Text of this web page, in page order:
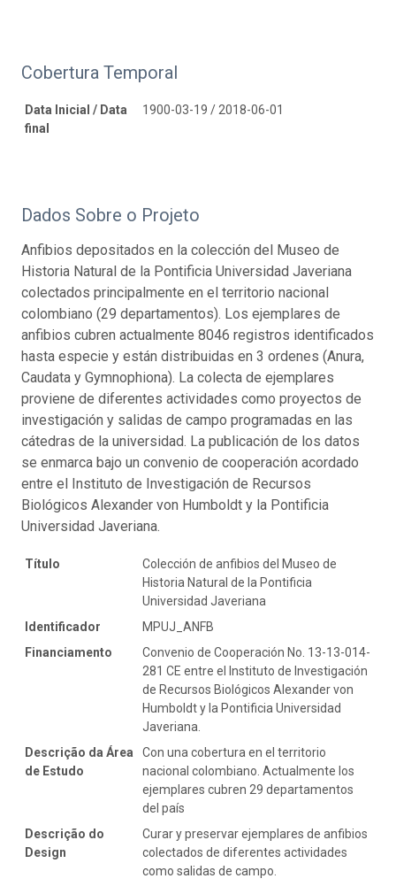
Cobertura Temporal
Data Inicial / Data
final
1900-03-19 / 2018-06-01
Dados Sobre o Projeto
Anfibios depositados en la colección del Museo de
Historia Natural de la Pontificia Universidad Javeriana
colectados principalmente en el territorio nacional
colombiano (29 departamentos). Los ejemplares de
anfibios cubren actualmente 8046 registros identificados
hasta especie y están distribuidas en 3 ordenes (Anura,
Caudata y Gymnophiona). La colecta de ejemplares
proviene de diferentes actividades como proyectos de
investigación y salidas de campo programadas en las
cátedras de la universidad. La publicación de los datos
se enmarca bajo un convenio de cooperación acordado
entre el Instituto de Investigación de Recursos
Biológicos Alexander von Humboldt y la Pontificia
Universidad Javeriana.
Título
Colección de anfibios del Museo de
Historia Natural de la Pontificia
Universidad Javeriana
Identificador
MPUJ_ANFB
Financiamento
Convenio de Cooperación No. 13-13-014-
281 CE entre el Instituto de Investigación
de Recursos Biológicos Alexander von
Humboldt y la Pontificia Universidad
Javeriana.
Descrição da Área
de Estudo
Con una cobertura en el territorio
nacional colombiano. Actualmente los
ejemplares cubren 29 departamentos
del país
Descrição do
Design
Curar y preservar ejemplares de anfibios
colectados de diferentes actividades
como salidas de campo.